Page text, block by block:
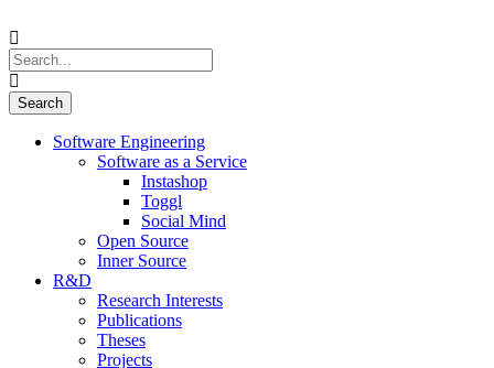
Software Engineering
Software as a Service
Instashop
Toggl
Social Mind
Open Source
Inner Source
R&D
Research Interests
Publications
Theses
Projects